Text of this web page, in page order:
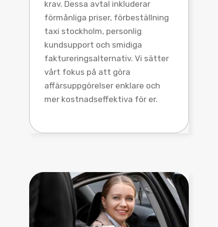
krav. Dessa avtal inkluderar
förmånliga priser, förbeställning
taxi stockholm, personlig
kundsupport och smidiga
faktureringsalternativ. Vi sätter
vårt fokus på att göra
affärsuppgörelser enklare och
mer kostnadseffektiva för er.